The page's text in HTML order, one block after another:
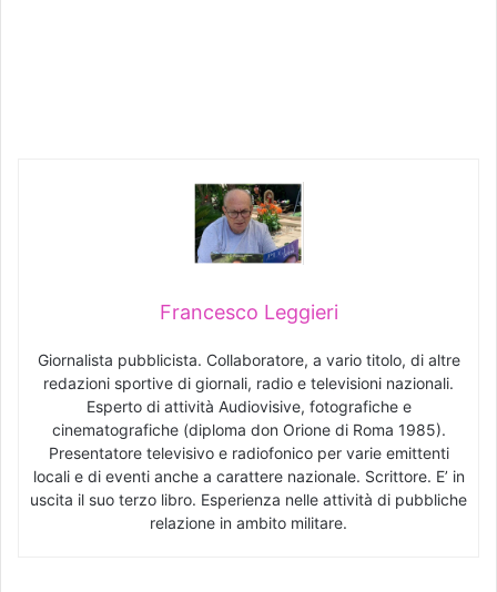
Francesco Leggieri
Giornalista pubblicista. Collaboratore, a vario titolo, di altre
redazioni sportive di giornali, radio e televisioni nazionali.
Esperto di attività Audiovisive, fotografiche e
cinematografiche (diploma don Orione di Roma 1985).
Presentatore televisivo e radiofonico per varie emittenti
locali e di eventi anche a carattere nazionale. Scrittore. E’ in
uscita il suo terzo libro. Esperienza nelle attività di pubbliche
relazione in ambito militare.